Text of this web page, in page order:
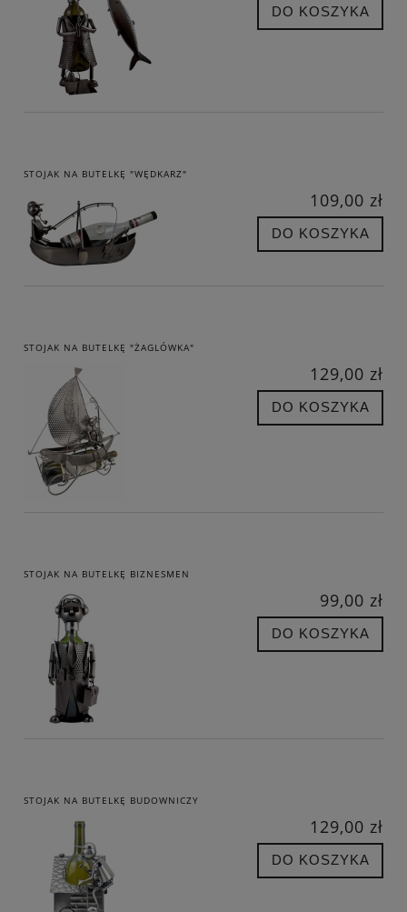
DO KOSZYKA
STOJAK NA BUTELKĘ "WĘDKARZ"
109,00 zł
DO KOSZYKA
STOJAK NA BUTELKĘ "ŻAGLÓWKA"
129,00 zł
DO KOSZYKA
STOJAK NA BUTELKĘ BIZNESMEN
99,00 zł
DO KOSZYKA
STOJAK NA BUTELKĘ BUDOWNICZY
129,00 zł
DO KOSZYKA